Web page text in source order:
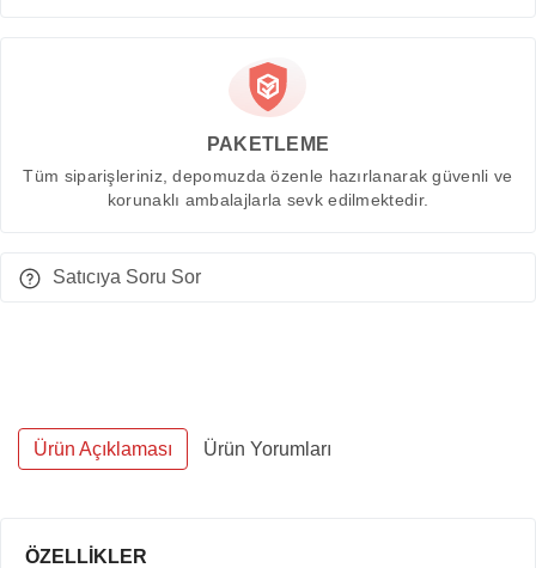
PAKETLEME
Tüm siparişleriniz, depomuzda özenle hazırlanarak güvenli ve
korunaklı ambalajlarla sevk edilmektedir.
Satıcıya Soru Sor
Ürün Açıklaması Ürün Yorumları
ÖZELLİKLER